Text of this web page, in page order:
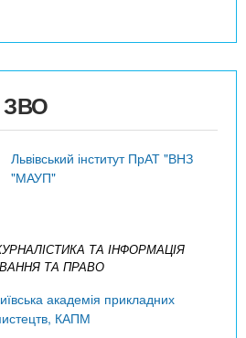
ЗВО
Львівський інститут ПрАТ "ВНЗ
"МАУП"
ТА ІНФОРМАЦІЯ
ТА ПРАВО
академія прикладних
КАПМ